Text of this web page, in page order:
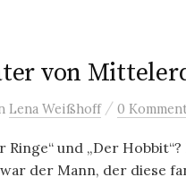
von
Lena Weißhoff / 0
und „Der
der Mann, der diese